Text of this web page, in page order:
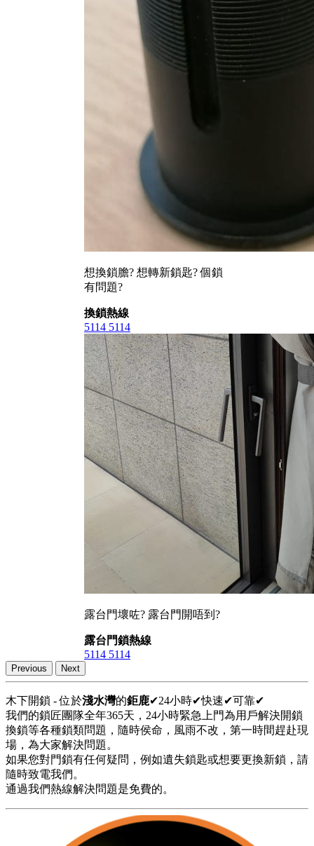
想換鎖膽? 想轉新鎖匙? 個鎖
有問題?
換鎖熱線
5114 5114
露台門壞咗? 露台門開唔到?
露台門鎖熱線
5114 5114
Previous Next
木下開鎖 - 位於淺水灣的鉅鹿✔24小時✔快速✔可靠✔
我們的鎖匠團隊全年365天，24小時緊急上門為用戶解決開鎖
換鎖等各種鎖類問題，隨時侯命，風雨不改，第一時間趕赴現
場，為大家解決問題。
如果您對門鎖有任何疑問，例如遺失鎖匙或想要更換新鎖，請
隨時致電我們。
通過我們熱線解決問題是免費的。